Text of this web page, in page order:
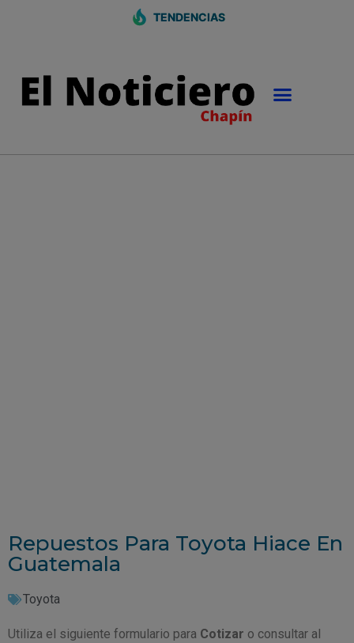
TENDENCIAS
Repuestos Para Toyota Hiace En
Guatemala
Toyota
Utiliza el siguiente formulario para Cotizar o consultar al